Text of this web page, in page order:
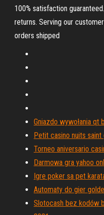
100% satisfaction
returns. Serving our
orders shipped
Gniazdo wywołania qt
Petit casino nuits saint
Torneo aniversario
Darmowa gra yahoo
Igre poker sa pet
Automaty do gier
Slotocash bez kodów